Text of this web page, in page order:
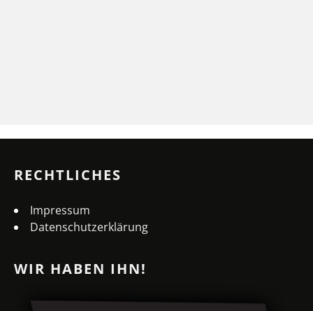
RECHTLICHES
Impressum
Datenschutzerklärung
WIR HABEN IHN!